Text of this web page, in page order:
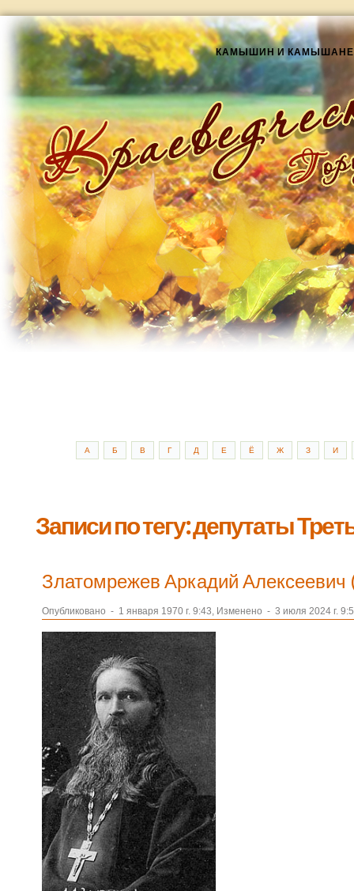
КАМЫШИН И КАМЫШАНЕ
А Б В Г Д Е Ё Ж З И
Записи по тегу: депутаты
Златомрежев Аркадий
Опубликовано - 1 января 1970 г. 9:43, Изменено - 3 июля 2024 г.